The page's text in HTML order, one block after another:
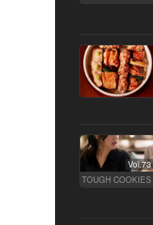
Vol.73
TOUGH COOKIES